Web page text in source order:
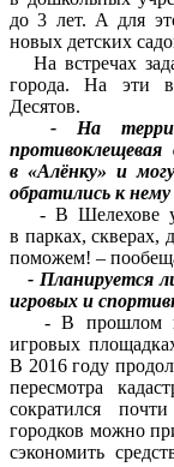
до 3 лет. А для
новых детских
На встречах
города. На эти
Десятов.
- На
в «Алёнку» и
обратились к
- В Шелехове
в парках, скверах,
поможем! –
- Планируется
игровых и
- В прошлом
игровых
В 2016 году
пересмотра
сократился
городков можно
сэкономить